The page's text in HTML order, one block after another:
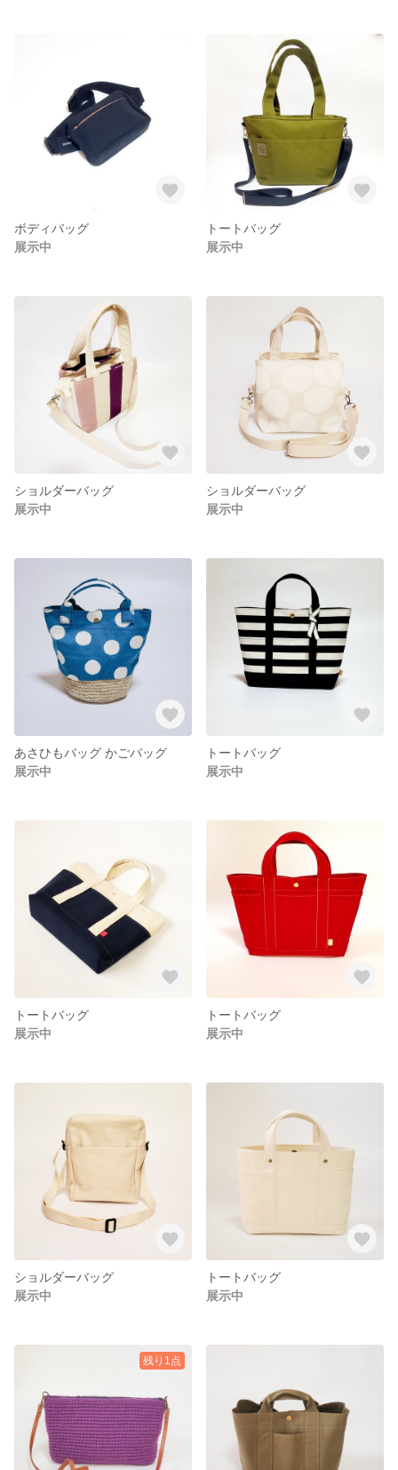
ボディバッグ
展示中
トートバッグ
展示中
ショルダーバッグ
展示中
ショルダーバッグ
展示中
あさひもバッグ かごバッグ
展示中
トートバッグ
展示中
トートバッグ
展示中
トートバッグ
展示中
ショルダーバッグ
展示中
トートバッグ
展示中
残り1点